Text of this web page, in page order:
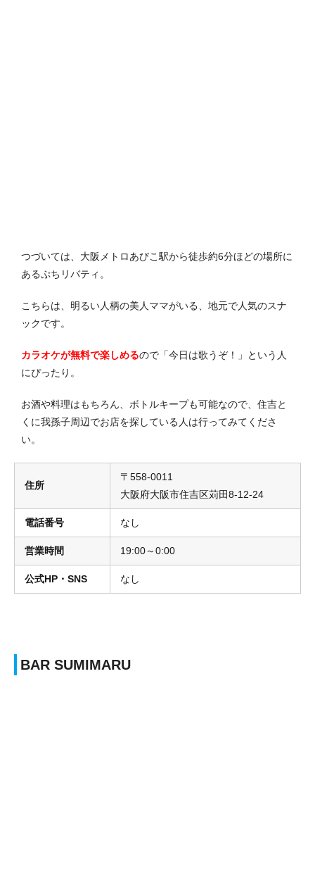
つづいては、大阪メトロあびこ駅から徒歩約6分ほどの場所に
あるぷちリバティ。
こちらは、明るい人柄の美人ママがいる、地元で人気のスナ
ックです。
カラオケが無料で楽しめるので「今日は歌うぞ！」という人
にぴったり。
お酒や料理はもちろん、ボトルキープも可能なので、住吉と
くに我孫子周辺でお店を探している人は行ってみてくださ
い。
住所
〒558-0011
大阪府大阪市住吉区苅田8-12-24
電話番号 なし
営業時間 19:00～0:00
公式HP・SNS なし
BAR SUMIMARU